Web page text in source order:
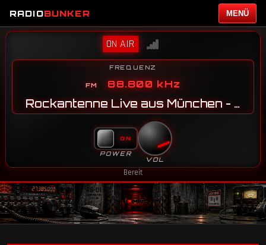
RADIOBUNKER MENÜ
ON AIR
FREQUENZ
88.800 kHz
Rockantenne Live aus München - JN58SG
POWER
VOL
Bereit